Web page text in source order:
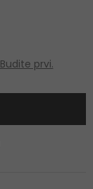
Budite prvi.